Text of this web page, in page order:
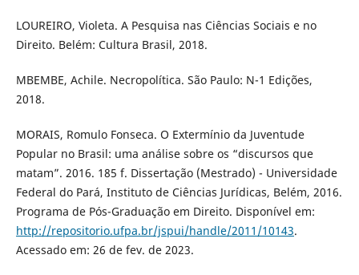
LOUREIRO, Violeta. A Pesquisa nas Ciências Sociais e no
Direito. Belém: Cultura Brasil, 2018.
MBEMBE, Achile. Necropolítica. São Paulo: N-1 Edições,
2018.
MORAIS, Romulo Fonseca. O Extermínio da Juventude
Popular no Brasil: uma análise sobre os “discursos que
matam”. 2016. 185 f. Dissertação (Mestrado) - Universidade
Federal do Pará, Instituto de Ciências Jurídicas, Belém, 2016.
Programa de Pós-Graduação em Direito. Disponível em:
http://repositorio.ufpa.br/jspui/handle/2011/10143.
Acessado em: 26 de fev. de 2023.